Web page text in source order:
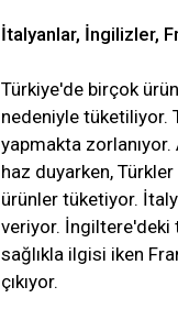
İtalyanlar, İngilizler,
Türkiye'de birçok
nedeniyle tüketiliyor.
yapmakta zorlanıyor.
haz duyarken,
ürünler tüketiyor.
veriyor. İngiltere'deki
sağlıkla ilgisi iken
çıkıyor.